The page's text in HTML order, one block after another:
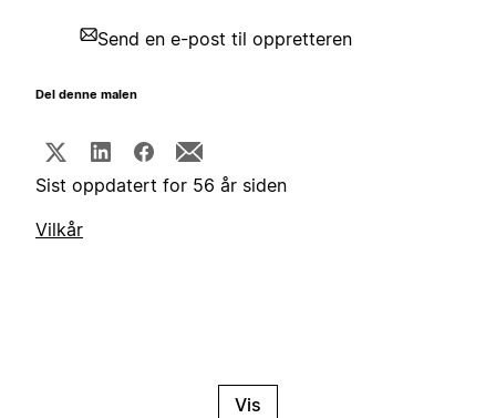
Send en e-post til oppretteren
Del denne malen
Sist oppdatert for 56 år siden
Vilkår
Vis